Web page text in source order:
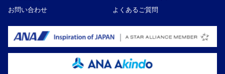
お問い合わせ
よくあるご質問